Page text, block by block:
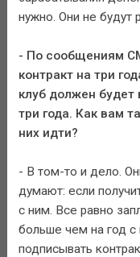
нужно. Они не будут
- По сообщениям
контракт на три
клуб должен будет
три года. Как вам
них идти?
- В том-то и дело.
думают: если
с ним. Все равно
больше чем на год с
подписывать